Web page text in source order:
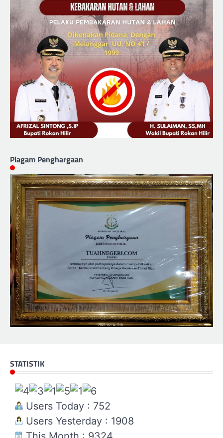
Piagam Penghargaan
STATISTIK
Users Today : 752
Users Yesterday : 1908